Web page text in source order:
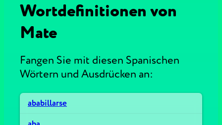
Wortdefinitionen von
Mate
Fangen Sie mit diesen Spanischen
Wörtern und Ausdrücken an:
ababillarse